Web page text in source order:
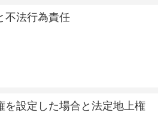
不法行為責任
設定した場合と法定地上権